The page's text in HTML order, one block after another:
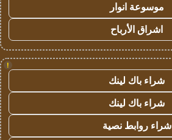
موسوعة انوار
اشراق الأرباح
!
شراء باك لينك
شراء باك لينك
شراء روابط نصية